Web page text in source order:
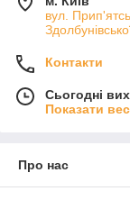
вул.
Контакти
Сьогодні
Показати
Про нас